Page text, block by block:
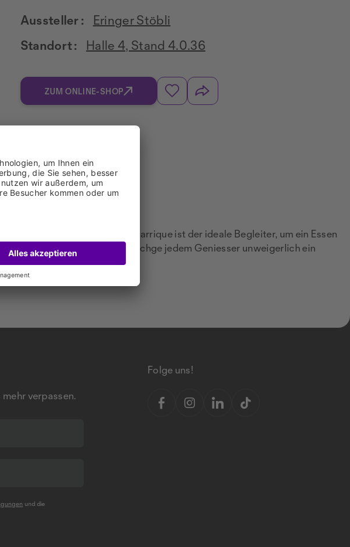
Aussteller :
Eringer Stöbli
Standort :
Halle 4, Stand 4.0.36
ZUM ONLINE-SHOP
kann. Der Vieille Prune Barrique ist der ideale Begleiter, um ein Essen
vollreifer Walliser Zwetschge jedem Geniesser unweigerlich ein
verpassen.
und die
Folge uns!